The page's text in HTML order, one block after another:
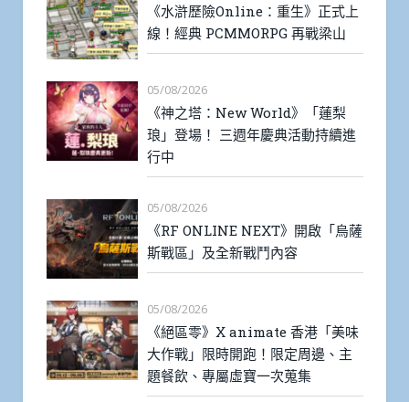
《水滸歷險Online：重生》正式上
線！經典 PCMMORPG 再戰梁山
05/08/2026
《神之塔：New World》「蓮梨
琅」登場！ 三週年慶典活動持續進
行中
05/08/2026
《RF ONLINE NEXT》開啟「烏薩
斯戰區」及全新戰鬥內容
05/08/2026
《絕區零》X animate 香港「美味
大作戰」限時開跑！限定周邊、主
題餐飲、專屬虛寶一次蒐集